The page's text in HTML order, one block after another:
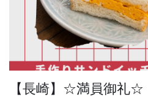
【長崎】☆満員御礼